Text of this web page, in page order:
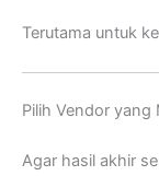
Terutama untuk
Pilih Vendor yang
Agar hasil akhir